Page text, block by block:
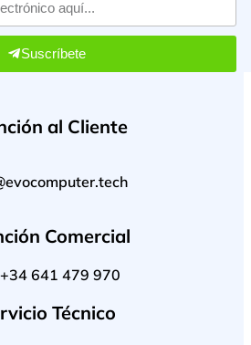
Suscríbete
al Cliente
Comercial
+34 641 479 970
Técnico